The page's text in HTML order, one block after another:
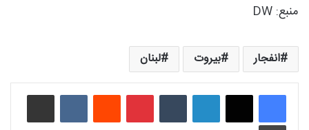
منبع: DW
انفجار بیروت لبنان
لینکدین ‫پین‌ترست ‫رددیت
چاپ